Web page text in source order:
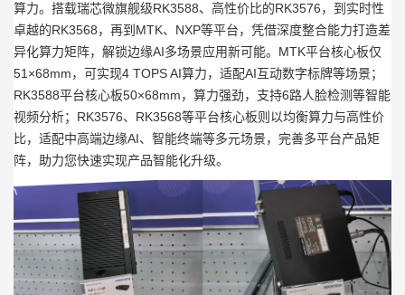
算力。搭载瑞芯微旗舰级RK3588、高性价比的RK3576，到实时性
卓越的RK3568，再到MTK、NXP等平台，凭借深度整合能力打造差
异化算力矩阵，解锁边缘AI多场景应用新可能。MTK平台核心板仅
51×68mm，可实现4 TOPS AI算力，适配AI互动数字标牌等场景；
RK3588平台核心板50×68mm，算力强劲，支持6路人脸检测等智能
视频分析；RK3576、RK3568等平台核心板则以均衡算力与高性价
比，适配中高端边缘AI、智能终端等多元场景，完善多平台产品矩
阵，助力您快速实现产品智能化升级。